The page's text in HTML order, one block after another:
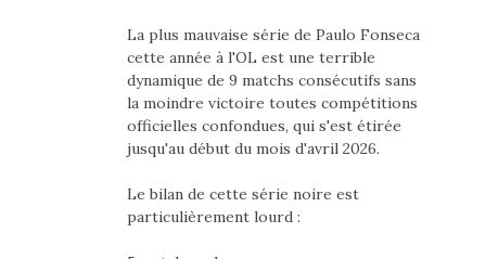
La plus mauvaise série de Paulo Fonseca
cette année à l'OL est une terrible
dynamique de 9 matchs consécutifs sans
la moindre victoire toutes compétitions
officielles confondues, qui s'est étirée
jusqu'au début du mois d'avril 2026.
Le bilan de cette série noire est
particulièrement lourd :